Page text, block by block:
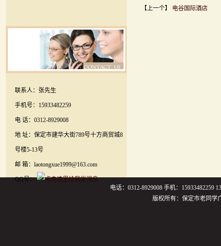
联系人：张先生
手机号：15933482259
电 话：0312-8929008
地 址：保定市建华大街789号十方商贸城8
号楼5-13号
邮 箱：laotongxue1999@163.com
QQ号：
【上一个】 电谷国际酒店
电话：0312-8929008 手机：15933482259
版权所有：保定市老同学